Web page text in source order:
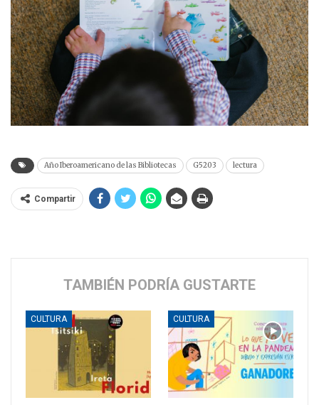
Año Iberoamericano de las Bibliotecas G5203 lectura
Compartir
TAMBIÉN PODRÍA GUSTARTE
CULTURA CULTURA